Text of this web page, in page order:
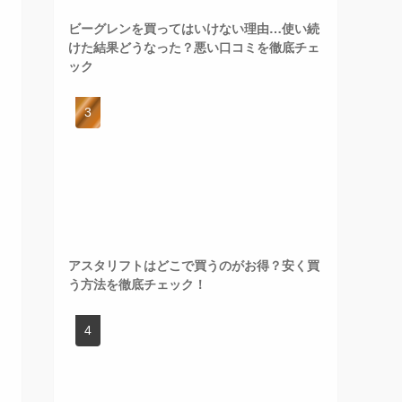
ビーグレンを買ってはいけない理由…使い続
けた結果どうなった？悪い口コミを徹底チェ
ック
アスタリフトはどこで買うのがお得？安く買
う方法を徹底チェック！